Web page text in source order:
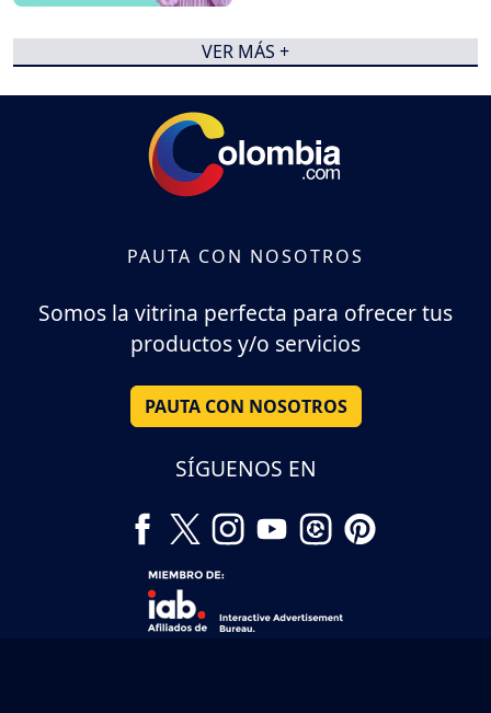
VER MÁS +
PAUTA CON NOSOTROS
Somos la vitrina perfecta para ofrecer tus
productos y/o servicios
PAUTA CON NOSOTROS
SÍGUENOS EN